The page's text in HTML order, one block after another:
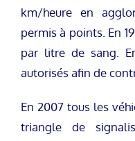
km/heure en
permis à points. En
par litre de sang.
autorisés afin de
En 2007 tous les
triangle de